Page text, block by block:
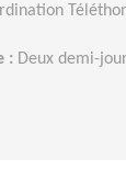
: Deux demi-